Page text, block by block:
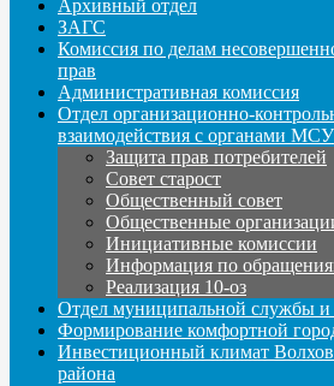
Архивный отдел
ЗАГС
Комиссия по делам
прав
Административная комиссия
Отдел организационно-
взаимодействия с органами МСУ
Защита прав потребителей
Совет старост
Общественный совет
Общественные
Инициативные комиссии
Информация по
Реализация 10-оз
Отдел муниципальной службы и
Формирование комфортной
Инвестиционный климат
района